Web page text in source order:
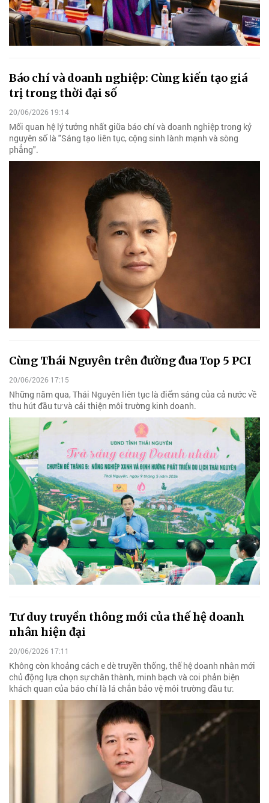
Báo chí và doanh nghiệp: Cùng kiến tạo giá
trị trong thời đại số
20/06/2026 19:14
Mối quan hệ lý tưởng nhất giữa báo chí và doanh nghiệp trong kỷ
nguyên số là "Sáng tạo liên tục, cộng sinh lành mạnh và sòng
phẳng".
Cùng Thái Nguyên trên đường đua Top 5 PCI
20/06/2026 17:15
Những năm qua, Thái Nguyên liên tục là điểm sáng của cả nước về
thu hút đầu tư và cải thiện môi trường kinh doanh.
Tư duy truyền thông mới của thế hệ doanh
nhân hiện đại
20/06/2026 17:11
Không còn khoảng cách e dè truyền thống, thế hệ doanh nhân mới
chủ động lựa chọn sự chân thành, minh bạch và coi phản biện
khách quan của báo chí là lá chắn bảo vệ môi trường đầu tư.